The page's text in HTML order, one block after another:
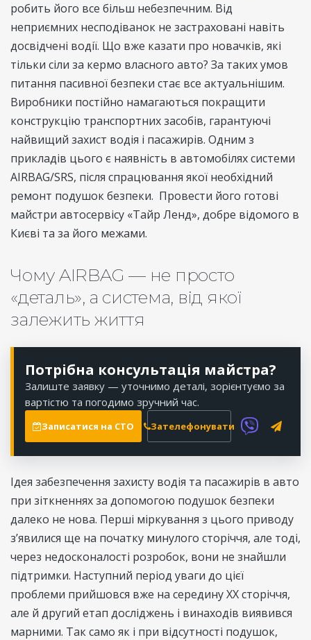
робить його все більш небезпечним. Від
неприємних несподіванок не застраховані навіть
досвідчені водії. Що вже казати про новачків, які
тільки сіли за кермо власного авто? За таких умов
питання пасивної безпеки стає все актуальнішим.
Виробники постійно намагаються покращити
конструкцію транспортних засобів, гарантуючі
найвищий захист водія і пасажирів. Одним з
прикладів цього є наявність в автомобілях системи
AIRBAG/SRS, після спрацювання якої необхідний
ремонт подушок безпеки. Провести його готові
майстри автосервісу «Тайр Ленд», добре відомого в
Києві та за його межами.
Чому AIRBAG — не просто
«деталь», а система, від якої
залежить життя
Потрібна консультація майстра?
Залиште заявку — уточнимо деталі, зорієнтуємо за
вартістю та погодимо зручний час.
Записатися на СТО Зателефонувати
Ідея забезпечення захисту водія та пасажирів в авто
при зіткненнях за допомогою подушок безпеки
далеко не нова. Перші міркування з цього приводу
з’явилися ще на початку минулого сторіччя, але тоді,
через недосконалості розробок, вони не знайшли
підтримки. Наступний період уваги до цієї
проблеми прийшовся вже на середину ХХ сторіччя,
але й другий етап досліджень і винаходів виявився
марними. Так само як і при відсутності подушок,